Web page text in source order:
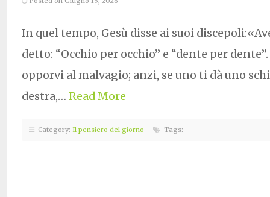
In quel tempo, Gesù disse ai suoi
detto: “Occhio per occhio” e “dente per
opporvi al malvagio; anzi, se uno ti dà uno
destra,… Read More
Category: Il pensiero del giorno Tags: